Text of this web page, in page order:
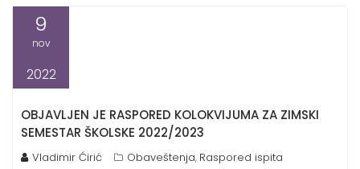
9
nov
2022
OBJAVLJEN JE RASPORED KOLOKVIJUMA ZA ZIMSKI
SEMESTAR ŠKOLSKE 2022/2023
Vladimir Ćirić Obaveštenja, Raspored ispita